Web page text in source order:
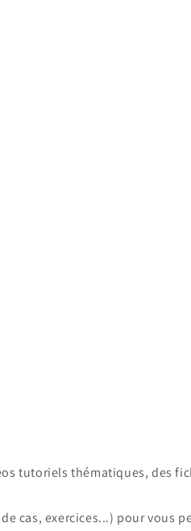
tutoriels thématiques, des
cas, exercices...) pour vous